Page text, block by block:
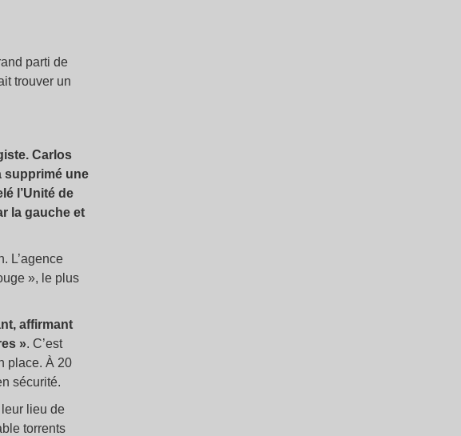
parti de
trouver un
Carlos
supprimé une
l’Unité de
la gauche et
L’agence
», le plus
affirmant
». C’est
place. À 20
sécurité.
lieu de
torrents